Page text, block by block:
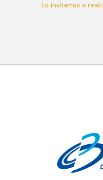
Lo invitamos a